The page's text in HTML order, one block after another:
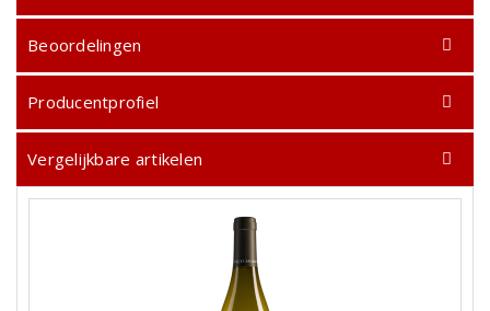
Beoordelingen
Producentprofiel
Vergelijkbare artikelen